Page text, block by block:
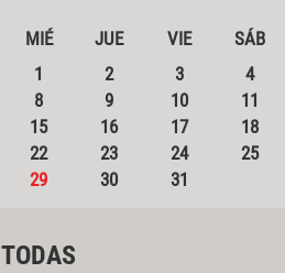
MIÉ JUE VIE
SÁB
1
2 3
4
8 9 10
11
15 16 17
18
22 23 24
25
29 30 31
TODAS